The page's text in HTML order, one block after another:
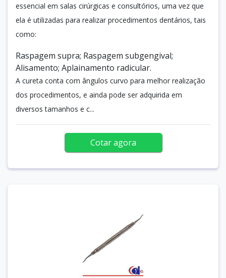
essencial em salas cirúrgicas e consultórios, uma vez que
ela é utilizadas para realizar procedimentos dentários, tais
como:
Raspagem supra; Raspagem subgengival;
Alisamento; Aplainamento radicular.
A cureta conta com ângulos curvo para melhor realização
dos procedimentos, e ainda pode ser adquirida em
diversos tamanhos e c...
Cotar agora